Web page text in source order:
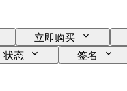
立即购买
状态 签名